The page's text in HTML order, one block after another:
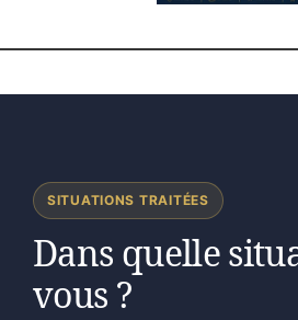
SITUATIONS TRAITÉES
Dans quelle
vous ?